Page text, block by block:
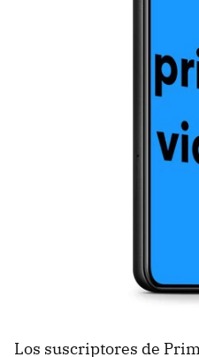
Los suscriptores de